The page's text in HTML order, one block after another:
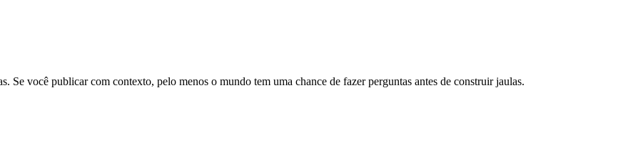
você publicar com contexto, pelo menos o mundo tem uma chance de fazer perguntas antes de construir jaulas.